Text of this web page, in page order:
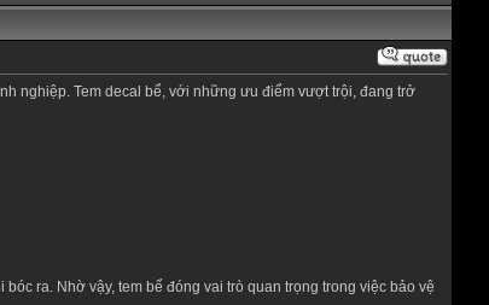
nghiệp. Tem decal bể, với những ưu điểm vượt trội, đang trở
ra. Nhờ vậy, tem bể đóng vai trò quan trọng trong việc bảo vệ